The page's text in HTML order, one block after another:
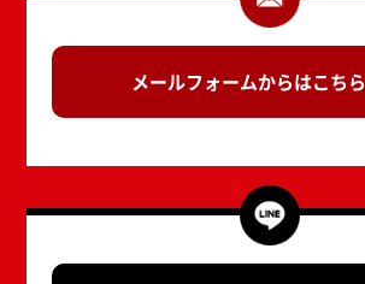
メールフォームからはこちら